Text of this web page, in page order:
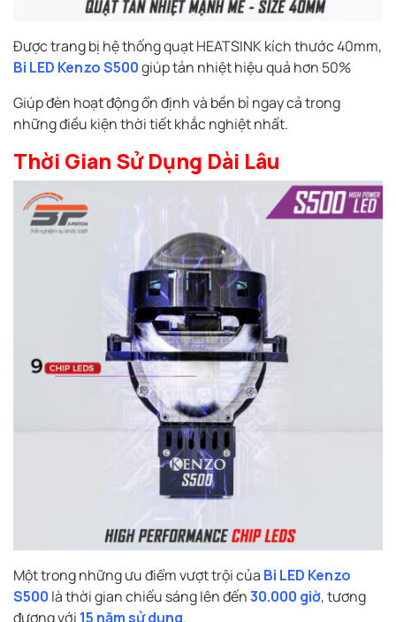
Được trang bị hệ thống quạt HEATSINK kích thước 40mm,
Bi LED Kenzo S500giúp tản nhiệt hiệu quả hơn 50%
Giúp đèn hoạt động ổn định và bền bỉ ngay cả trong
những điều kiện thời tiết khắc nghiệt nhất.
Thời Gian Sử Dụng Dài Lâu
Một trong những ưu điểm vượt trội của Bi LED Kenzo
S500 là thời gian chiếu sáng lên đến30.000 giờ, tương
đương với 15 năm sử dụng.